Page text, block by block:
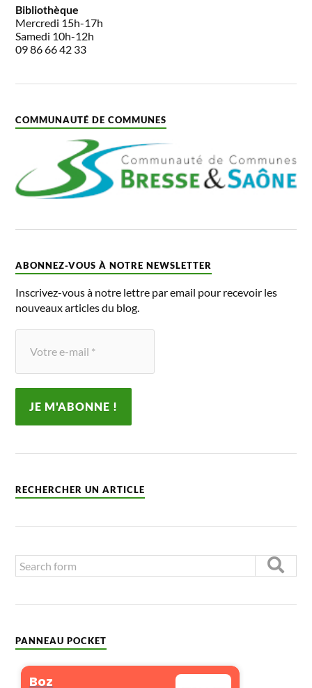
Bibliothèque
Mercredi 15h-17h
Samedi 10h-12h
09 86 66 42 33
COMMUNAUTÉ DE COMMUNES
ABONNEZ-VOUS À NOTRE NEWSLETTER
Inscrivez-vous à notre lettre par email pour recevoir les
nouveaux articles du blog.
RECHERCHER UN ARTICLE
PANNEAU POCKET